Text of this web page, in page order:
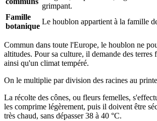
grimpant.
Famille
botanique
Le houblon appartient à la famille
Commun dans toute l'Europe, le houblon ne
altitudes. Pour sa culture, il demande des terres
ainsi qu'un climat tempéré.
On le multiplie par division des racines au
La récolte des cônes, ou fleurs femelles,
les comprime légèrement, puis il doivent être
très chaud, sans dépasser 38 à 40 °C.